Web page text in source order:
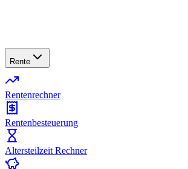
Rente
Rentenrechner
Rentenbesteuerung
Altersteilzeit Rechner